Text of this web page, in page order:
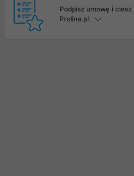
Podpisz umowę i ciesz
Proline.pl